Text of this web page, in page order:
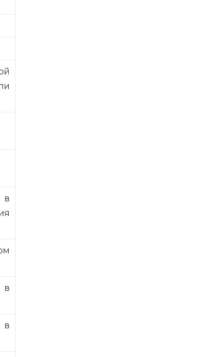
в
в
в